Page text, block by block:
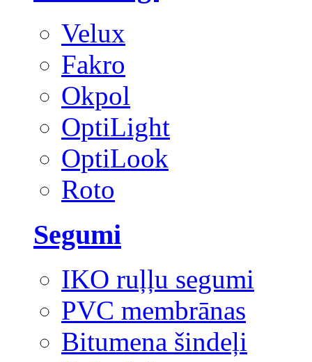
Velux
Fakro
Okpol
OptiLight
OptiLook
Roto
Segumi
IKO ruļļu segumi
PVC membrānas
Bitumena šindeļi